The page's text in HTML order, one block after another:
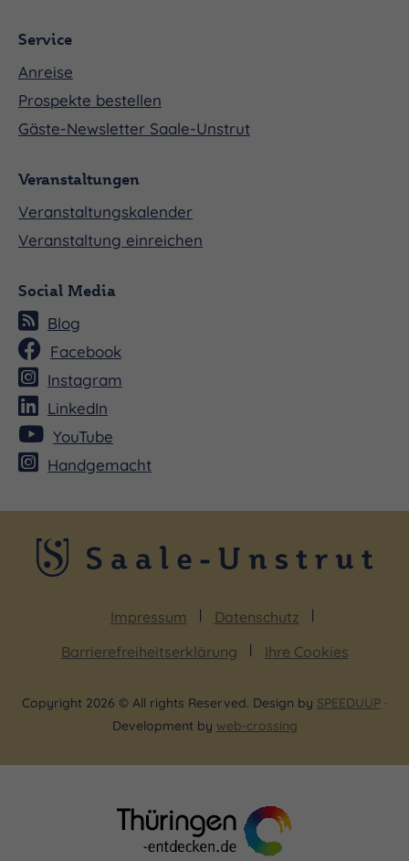
Service
Anreise
Prospekte bestellen
Gäste-Newsletter Saale-Unstrut
Veranstaltungen
Veranstaltungskalender
Veranstaltung einreichen
Social Media
Blog
Facebook
Instagram
LinkedIn
YouTube
Handgemacht
Impressum
Datenschutz
Barrierefreiheitserklärung
Ihre Cookies
Copyright 2026 © All rights Reserved. Design by SPEEDUUP ·
Development by web-crossing